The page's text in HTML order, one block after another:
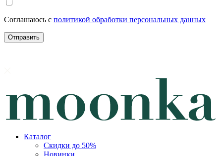
Соглашаюсь с политикой обработки персональных данных
Каталог
Скидки до 50%
Новинки